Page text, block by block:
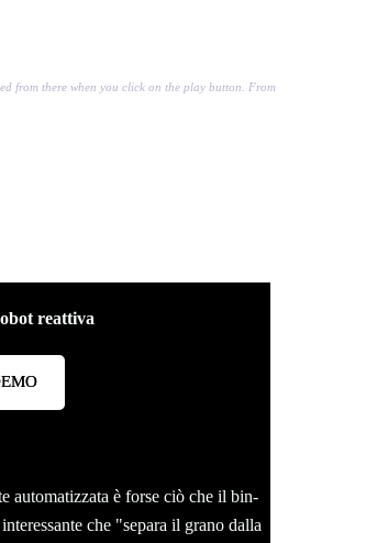
from there when you click on the play button. From
reattiva
automatizzata è forse ciò che il bin-
che "separa il grano dalla